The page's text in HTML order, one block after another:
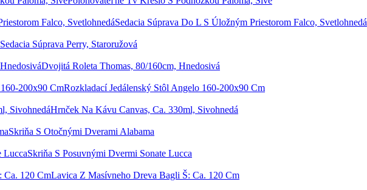
Sedacia Súprava Do L S Úložným Priestorom Falco, Svetlohnedá
Sedacia Súprava Perry, Staroružová
Dvojitá Roleta Thomas, 80/160cm, Hnedosivá
Rozkladací Jedálenský Stôl Angelo 160-200x90 Cm
Hrnček Na Kávu Canvas, Ca. 330ml, Sivohnedá
Skriňa S Otočnými Dverami Alabama
Skriňa S Posuvnými Dvermi Sonate Lucca
Lavica Z Masívneho Dreva Bagli Š: Ca. 120 Cm